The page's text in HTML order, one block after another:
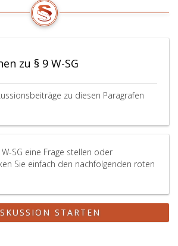
zu § 9 W-SG
zu diesen Paragrafen
SG eine Frage stellen oder
Sie einfach den nachfolgenden roten
STARTEN